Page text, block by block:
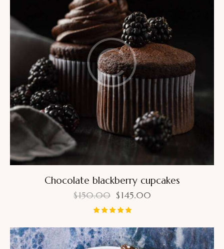
Chocolate blackberry cupcakes
$150.00 $145.00
mit
5.00
von 5